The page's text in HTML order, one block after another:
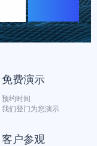
免费演示
预约时间
我们登门为您演示
客户参观